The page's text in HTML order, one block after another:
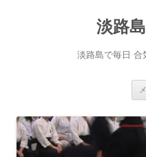
淡路
淡路島で毎日 合